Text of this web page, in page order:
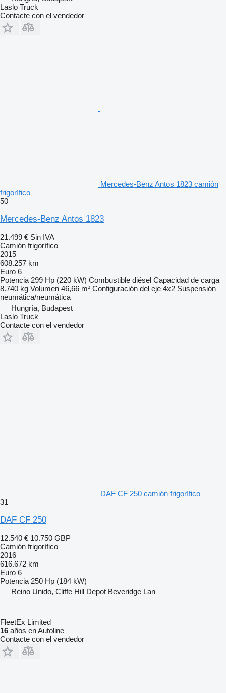
Laslo Truck
Contacte con el vendedor
Mercedes-Benz Antos 1823 camión
frigorífico
50
Mercedes-Benz Antos 1823
21.499 € Sin IVA
Camión frigorífico
2015
608.257 km
Euro 6
Potencia 299 Hp (220 kW) Combustible diésel Capacidad de carga
8.740 kg Volumen 46,66 m³ Configuración del eje 4x2 Suspensión
neumática/neumática
Hungría, Budapest
Laslo Truck
Contacte con el vendedor
DAF CF 250 camión frigorífico
31
DAF CF 250
12.540 € 10.750 GBP
Camión frigorífico
2016
616.672 km
Euro 6
Potencia 250 Hp (184 kW)
Reino Unido, Cliffe Hill Depot Beveridge Lan
FleetEx Limited
16 años en Autoline
Contacte con el vendedor